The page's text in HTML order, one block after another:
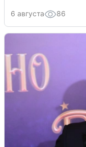
6 августа 86